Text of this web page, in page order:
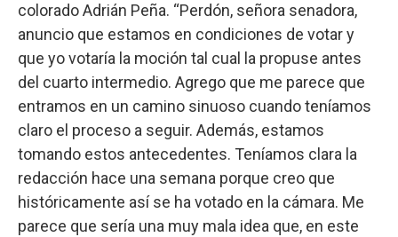
colorado Adrián Peña. “Perdón, señora senadora,
anuncio que estamos en condiciones de votar y
que yo votaría la moción tal cual la propuse antes
del cuarto intermedio. Agrego que me parece que
entramos en un camino sinuoso cuando teníamos
claro el proceso a seguir. Además, estamos
tomando estos antecedentes. Teníamos clara la
redacción hace una semana porque creo que
históricamente así se ha votado en la cámara. Me
parece que sería una muy mala idea que, en este